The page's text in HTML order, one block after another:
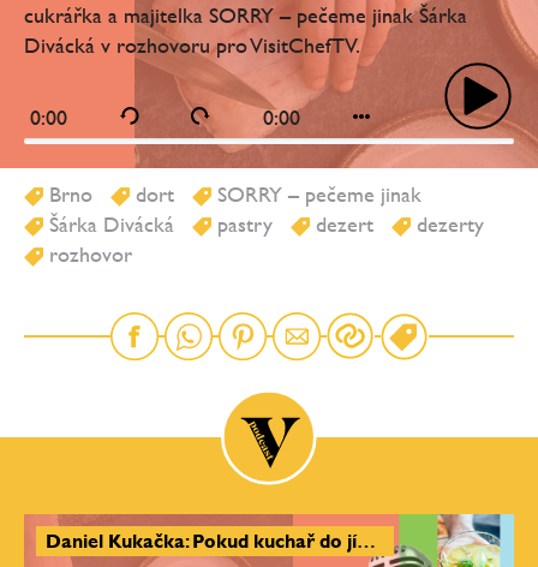
cukrářka a majitelka SORRY – pečeme jinak Šárka
Divácká v rozhovoru pro VisitChefTV.
0:00 0:00
Brno dort
SORRY – pečeme jinak
Šárka Divácká
pastry dezert
dezerty
rozhovor
Daniel Kukačka: Pokud kuchař do jídla přidá emoce, nikdy to nemůže být nuda